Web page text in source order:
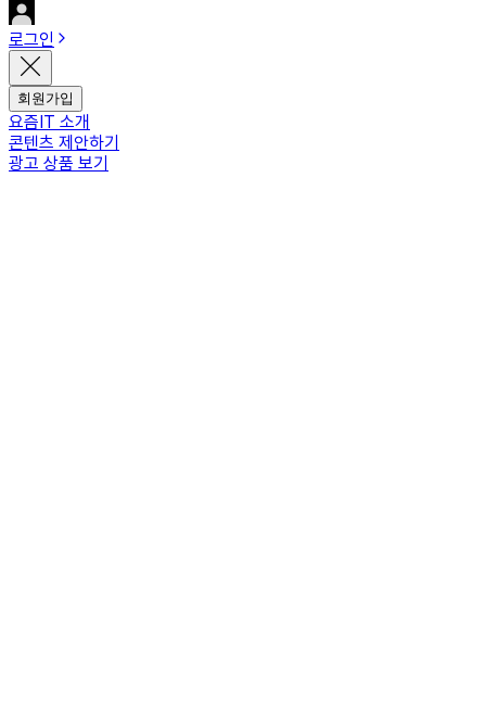
로그인
회원가입
요즘IT 소개
콘텐츠 제안하기
광고 상품 보기